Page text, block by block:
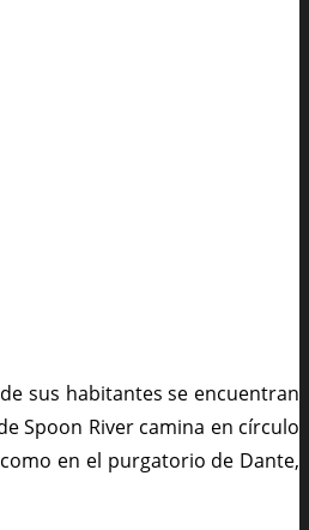
sus habitantes se encuentran
Spoon River camina en círculo
en el purgatorio de Dante,